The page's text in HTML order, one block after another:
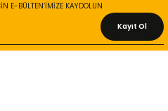
E-BÜLTEN’İMİZE KAYDOLUN
Kayıt Ol